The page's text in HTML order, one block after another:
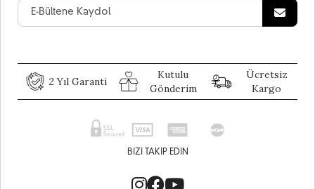
2 Yıl Garanti
Kutulu
Gönderim
Ücretsiz
Kargo
BIZI TAKIP EDIN